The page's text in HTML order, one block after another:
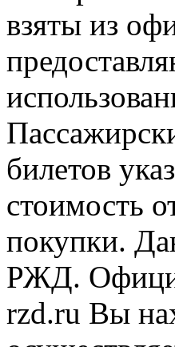
взяты из
билетов
стоимость
покупки.
РЖД.
rzd.ru Вы